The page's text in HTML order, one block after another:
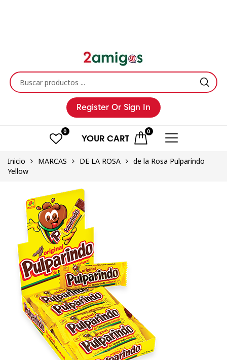
Register Or Sign In
0 0
YOUR CART
Inicio MARCAS DE LA ROSA
de la Rosa Pulparindo
Yellow